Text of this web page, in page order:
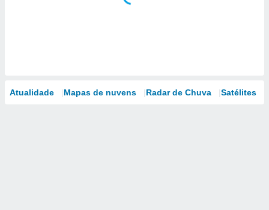
Atualidade Mapas de nuvens Radar de Chuva Satélites